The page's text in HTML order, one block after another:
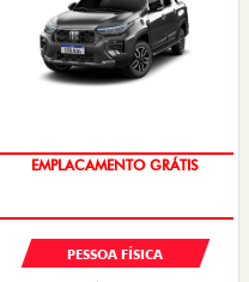
OPORTUNIDADE
PESSOA FÍSICA